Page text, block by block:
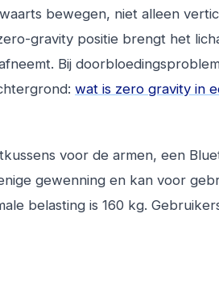
bewegen, niet alleen
gravity positie brengt het
Bij
wat is zero gravity in
voor de armen, een
gewenning en kan voor
belasting is 160 kg.